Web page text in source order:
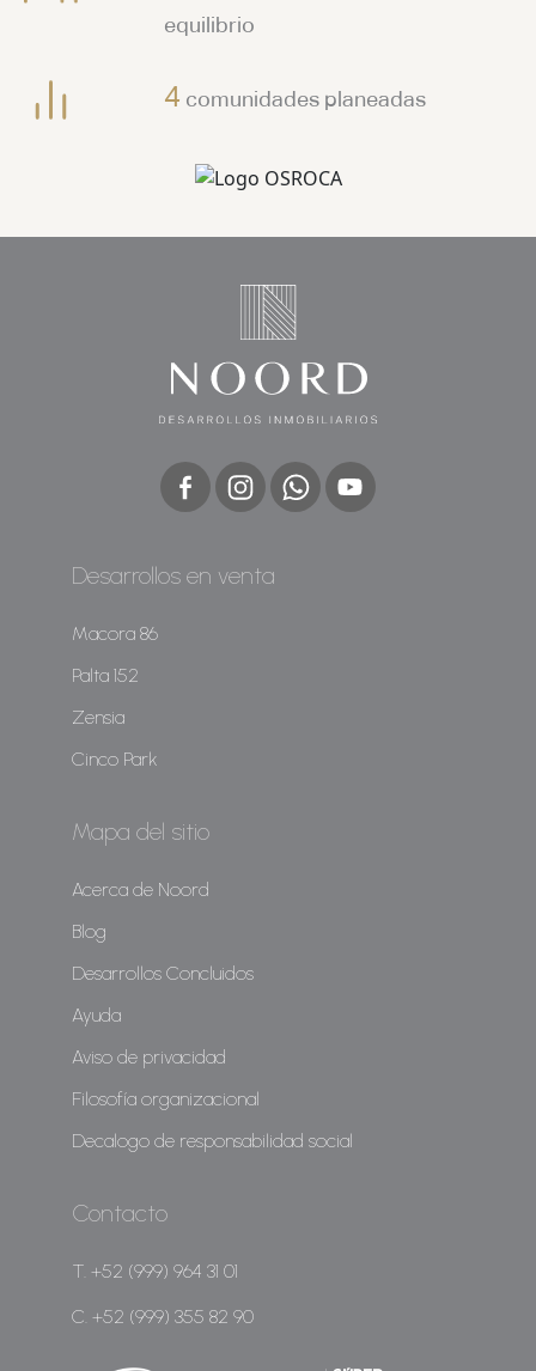
equilibrio
4 comunidades planeadas
Desarrollos en venta
Macora 86
Palta 152
Zensia
Cinco Park
Mapa del sitio
Acerca de Noord
Blog
Desarrollos Concluidos
Ayuda
Aviso de privacidad
Filosofía organizacional
Decalogo de responsabilidad social
Contacto
T. +52 (999) 964 31 01
C. +52 (999) 355 82 90